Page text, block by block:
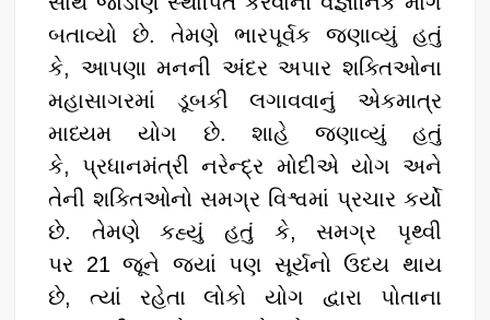
બતાવ્યો છે. તેમણે ભારપૂર્વક જણાવ્યું હતું
કે, આપણા મનની અંદર અપાર શક્તિઓના
મહાસાગરમાં ડૂબકી લગાવવાનું એકમાત્ર
માધ્યમ યોગ છે. શાહે જણાવ્યું હતું
કે, પ્રધાનમંત્રી નરેન્દ્ર મોદીએ યોગ અને
તેની શક્તિઓનો સમગ્ર વિશ્વમાં પ્રચાર કર્યો
છે. તેમણે કહ્યું હતું કે, સમગ્ર પૃથ્વી
પર 21 જૂને જ્યાં પણ સૂર્યનો ઉદય થાય
છે, ત્યાં રહેતા લોકો યોગ દ્વારા પોતાના